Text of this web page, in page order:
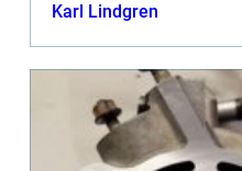
Karl Lindgren